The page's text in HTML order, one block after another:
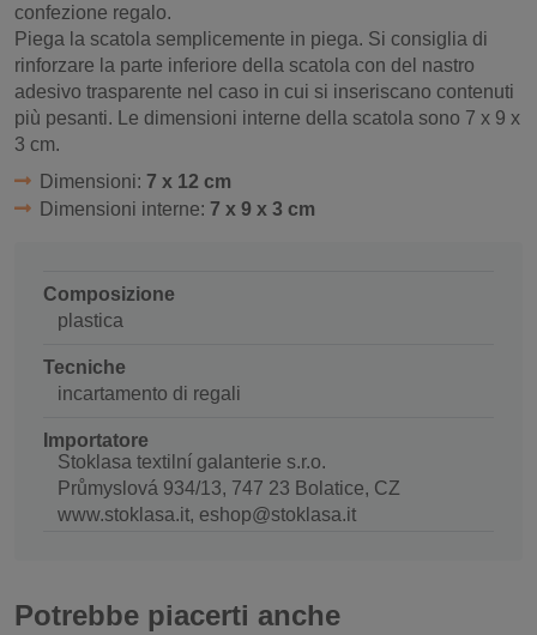
confezione regalo.
Piega la scatola semplicemente in piega. Si consiglia di
rinforzare la parte inferiore della scatola con del nastro
adesivo trasparente nel caso in cui si inseriscano contenuti
più pesanti. Le dimensioni interne della scatola sono 7 x 9 x
3 cm.
Dimensioni: 7 x 12 cm
Dimensioni interne: 7 x 9 x 3 cm
Composizione
plastica
Tecniche
incartamento di regali
Importatore
Stoklasa textilní galanterie s.r.o.
Průmyslová 934/13, 747 23 Bolatice, CZ
www.stoklasa.it, eshop@stoklasa.it
Potrebbe piacerti anche